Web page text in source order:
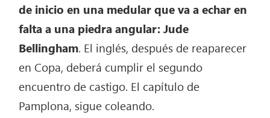
de inicio en una medular que va a echar en
falta a una piedra angular: Jude
Bellingham. El inglés, después de reaparecer
en Copa, deberá cumplir el segundo
encuentro de castigo. El capítulo de
Pamplona, sigue coleando.